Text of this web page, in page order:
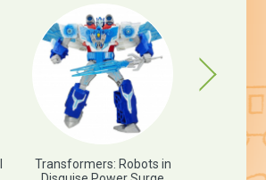
Transformers: Robots in
Next